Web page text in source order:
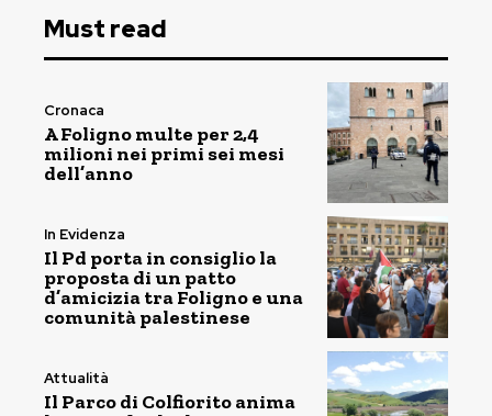
Must read
Cronaca
A Foligno multe per 2,4
milioni nei primi sei mesi
dell’anno
In Evidenza
Il Pd porta in consiglio la
proposta di un patto
d’amicizia tra Foligno e una
comunità palestinese
Attualità
Il Parco di Colfiorito anima